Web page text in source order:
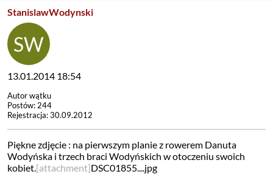
StanislawWodynski
13.01.2014 18:54
Autor wątku
Postów: 244
Rejestracja: 30.09.2012
Piękne zdjęcie : na pierwszym planie z rowerem Danuta
Wodyńska i trzech braci Wodyńskich w otoczeniu swoich
kobiet.[attachment]DSC01855....jpg